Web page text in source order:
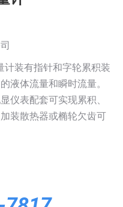
计装有指针和字轮累积装
液体流量和瞬时流量。
仪表配套可实现累积、
装散热器或椭轮欠齿可